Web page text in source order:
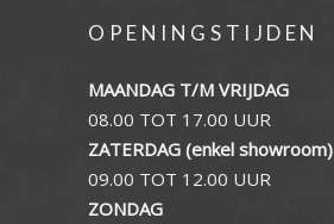
OPENINGSTIJDEN
MAANDAG T/M VRIJDAG
08.00 TOT 17.00 UUR
ZATERDAG (enkel showroom)
09.00 TOT 12.00 UUR
ZONDAG